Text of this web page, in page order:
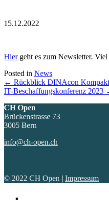
15.12.2022
Hiergeht es zum Newsletter. Viel
Posted in News
Posts
navigation
← Rückblick DINAcon
IT-Beschaffungskonferenz 2023
CH Open
Brückenstrasse 73
3005 Bern
info@ch-open.ch
© 2022 CH Open | Impressum